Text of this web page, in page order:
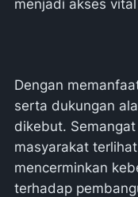
menjadi akses
Dengan
serta dukungan
dikebut.
masyarakat
mencerminkan
terhadap